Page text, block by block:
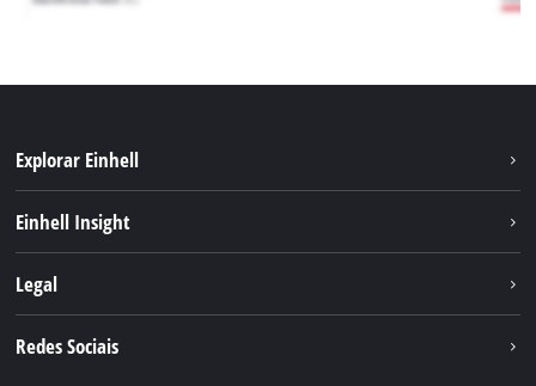
Explorar Einhell
Serviço
Einhell Insight
Carreira
Legal
Redes Sociais